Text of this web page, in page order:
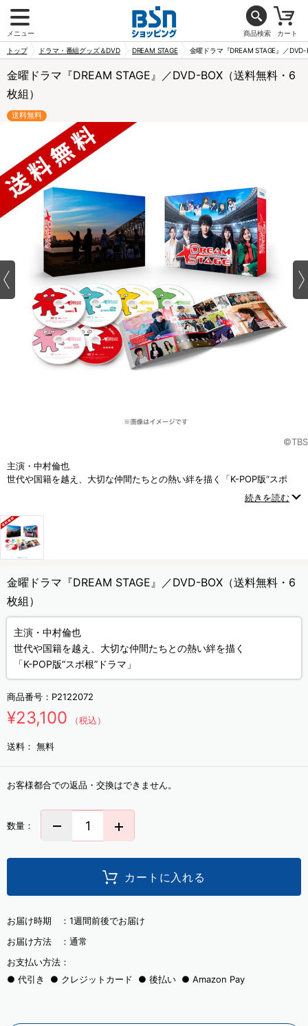
メニュー 商品検索 カート
トップ ドラマ・番組グッズ＆DVD DREAM STAGE 金曜ドラマ『DREAM STAGE』／
金曜ドラマ『DREAM STAGE』／DVD-BOX（送料無料・6
枚組）
送料無料
©TBS
主演・中村倫也
世代や国籍を越え、大切な仲間たちとの熱い絆を描く「K-POP版“スポ
続きを読む
金曜ドラマ『DREAM STAGE』／DVD-BOX（送料無料・6
枚組）
主演・中村倫也
世代や国籍を越え、大切な仲間たちとの熱い絆を描く
「K-POP版“スポ根”ドラマ」
商品番号： P2122072
¥23,100 （税込）
送料： 無料
お客様都合での返品・交換はできません。
数量：
カートに入れる
お届け時期 ： 1週間前後でお届け
お届け方法 ： 通常
お支払い方法：
代引き
クレジットカード 後払い Amazon Pay